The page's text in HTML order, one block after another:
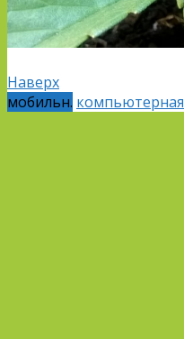
Наверх
мобильн. компьютерная